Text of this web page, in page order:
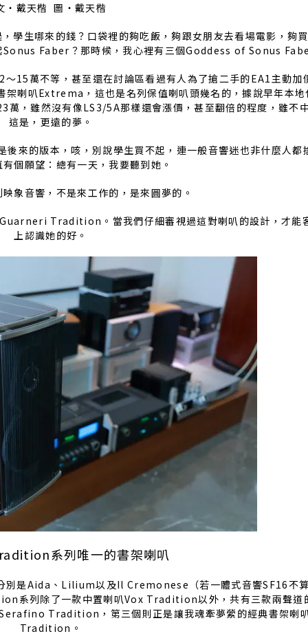
‧戴天楷 圖‧戴天楷
學生哪來的錢？口袋裡的夠吃飯，夠跟女朋友去看場電影，夠
Sonus Faber？那時候，我心裡有三個Goddess of Sonus
15萬不等，甚至還在討論區看過有人為了搶二手的EA1主動加
架喇叭Extrema，這也是名列保值喇叭頭幾名的，據說早年本地
，雖然沒有像LS3/5A那樣還會漲價，甚至翻倍的程度，雖不
這是，更遠的夢。
來的版本，咳，別說學生買不起，連一般音響迷也非什麼人都
個願望：總有一天，我要聽到她。
象音響，不是來工作的，是來圓夢的。
Tradition。當我們仔細審視過這對喇叭的設計，才能
上認識她的好。
系列唯一的書架喇叭
別是Aida、Lilium以及Il Cremonese（若一體式音響SF16不
列除了一款中置喇叭Vox Tradition以外，共有三款兩聲道
Tradition，第三個則正是讓我魂牽夢縈的經典書架喇
Tradition。